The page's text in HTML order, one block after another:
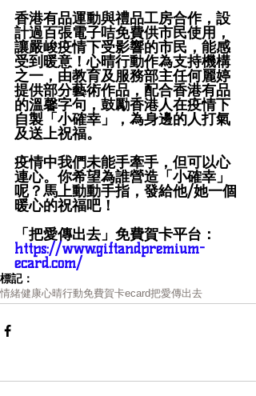
香港有品運動與禮品工房合作，設
計過百張電子咭免費供市民使用，
讓嚴峻疫情下受影響的市民，能感
受到暖意！心晴行動作為支持機構
之一，由教育及服務部主任何麗婷
提供部分藝術作品，配合香港有品
的溫馨字句，鼓勵香港人在疫情下
自製「小確幸」，為身邊的人打氣
及送上祝福。
疫情中我們未能手牽手，但可以心
連心。你希望為誰營造「小確幸」
呢？馬上動動手指，發給他/她一個
暖心的祝福吧！
「把愛傳出去」免費賀卡平台：
https://www.giftandpremium-
ecard.com/
標記：
情緒健康心晴行動免費賀卡ecard把愛傳出去